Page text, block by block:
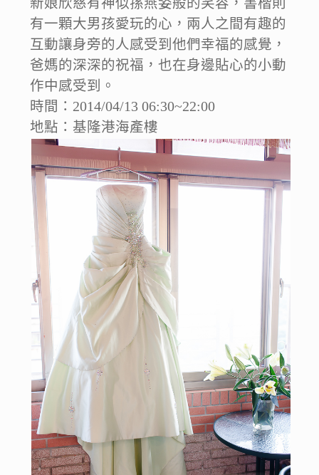
新娘欣慈有神似孫燕姿般的笑容，書楷則
有一顆大男孩愛玩的心，兩人之間有趣的
互動讓身旁的人感受到他們幸福的感覺，
爸媽的深深的祝福，也在身邊貼心的小動
作中感受到。
時間：2014/04/13 06:30~22:00
地點：基隆港海產樓